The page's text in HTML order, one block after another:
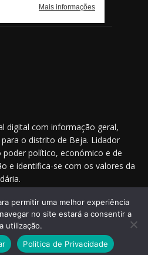
digital com informação geral,
o distrito de Beja. Lidador
poder político, económico e de
e identifica-se com os valores da
nas redes sociais
permitir uma melhor experiência
no site estará a consentir a
utilização.
Politica de Privacidade